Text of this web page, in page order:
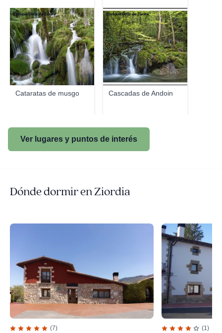
Cataratas de musgo
Enrique Ortiz de Zárate
Cascadas de Andoin
Enrique Ortiz de Zárate
Ver lugares y puntos de interés
Dónde dormir en Ziordia
(7) (1)